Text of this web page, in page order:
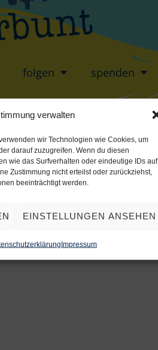
verwalten
wir Technologien wie Cookies, um
darauf zuzugreifen. Wenn du diesen
wie das Surfverhalten oder eindeutige IDs auf
Zustimmung nicht erteilst oder zurückziehst,
beeinträchtigt werden.
EINSTELLUNGEN ANSEHEN
Impressum
folgen spenden